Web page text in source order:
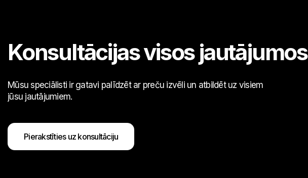
Konsultācijas visos jautājumos
Mūsu speciālisti ir gatavi palīdzēt ar preču izvēli un atbildēt uz visiem
jūsu jautājumiem.
Pierakstīties uz konsultāciju